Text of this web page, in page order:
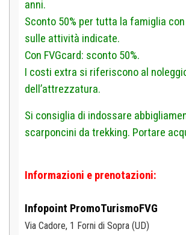
anni.
Sconto 50% per tutta la famiglia
sulle attività indicate.
Con FVGcard: sconto 50%.
I costi extra si riferiscono al
dell’attrezzatura.
Si consiglia di indossare
scarponcini da trekking. Portare
Informazioni e prenotazioni:
Infopoint PromoTurismoFVG
Via Cadore, 1 Forni di Sopra (UD)